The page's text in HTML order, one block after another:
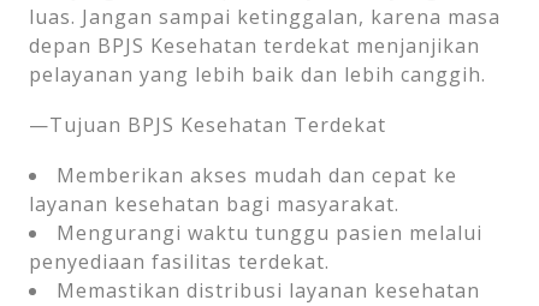
luas. Jangan sampai ketinggalan, karena masa
depan BPJS Kesehatan terdekat menjanjikan
pelayanan yang lebih baik dan lebih canggih.
—Tujuan BPJS Kesehatan Terdekat
Memberikan akses mudah dan cepat ke
layanan kesehatan bagi masyarakat.
Mengurangi waktu tunggu pasien melalui
penyediaan fasilitas terdekat.
Memastikan distribusi layanan kesehatan